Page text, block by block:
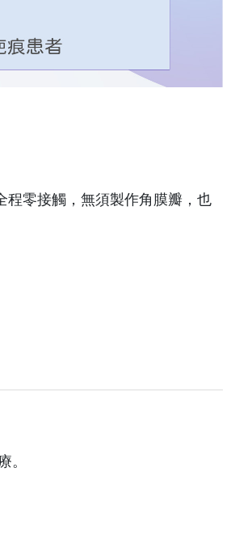
零接觸，無須製作角膜瓣，也
。